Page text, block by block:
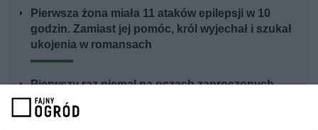
Pierwsza żona miała 11 ataków epilepsji w 10
godzin. Zamiast jej pomóc, król wyjechał i szukał
ukojenia w romansach
Pierwszy raz niemal na oczach zaproszonych
gości. Noc poślubna Zygmunta Starego i Bony
Sworzy